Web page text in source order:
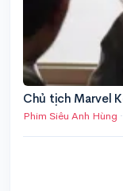
Chủ tịch Marvel
Phim Siêu Anh Hùng ·